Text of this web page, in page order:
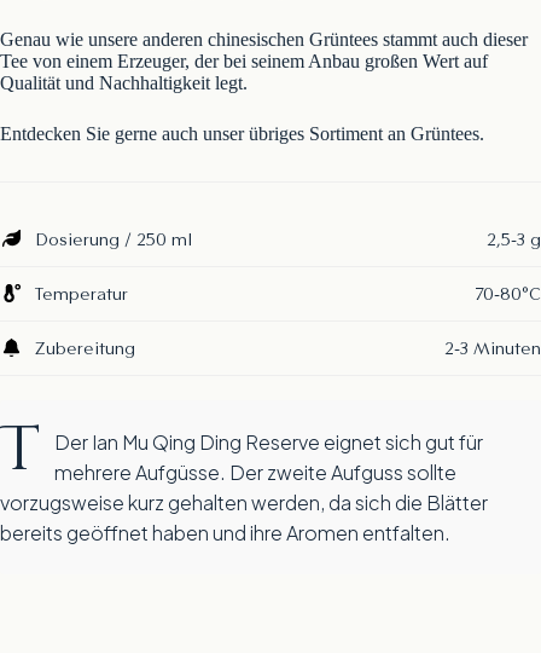
Genau wie unsere anderen chinesischen Grüntees stammt auch dieser
Tee von einem Erzeuger, der bei seinem Anbau großen Wert auf
Qualität und Nachhaltigkeit legt.
Entdecken Sie gerne auch unser übriges Sortiment an Grüntees.
Dosierung / 250 ml 2,5-3 g
Temperatur 70-80°C
Zubereitung 2-3 Minuten
T
Der Ian Mu Qing Ding Reserve eignet sich gut für
mehrere Aufgüsse. Der zweite Aufguss sollte
vorzugsweise kurz gehalten werden, da sich die Blätter
bereits geöffnet haben und ihre Aromen entfalten.